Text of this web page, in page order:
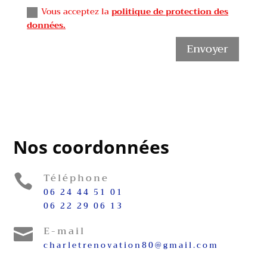
Vous acceptez lapolitique de protection des
données.
Envoyer
Nos coordonnées
 Téléphone
06 24 44 51 01
06 22 29 06 13
 E-mail
charletrenovation80@gmail.com